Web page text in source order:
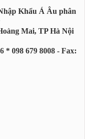
Khẩu Á Âu phân
Mai, TP Hà Nội
* 098 679 8008 - Fax: